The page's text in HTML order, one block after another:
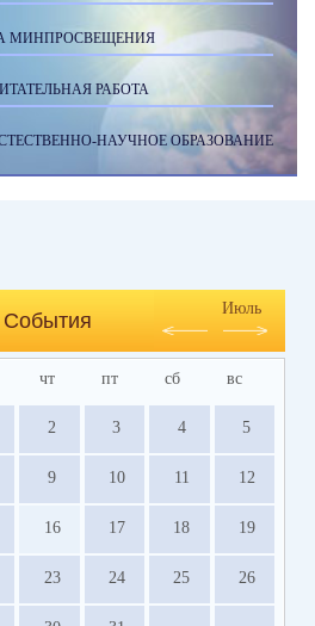
МИНПРОСВЕЩЕНИЯ
РАБОТА
НАУЧНОЕ ОБРАЗОВАНИЕ
События
Июль
чт пт сб вс
2 3 4 5
9 10 11 12
16 17 18 19
23 24 25 26